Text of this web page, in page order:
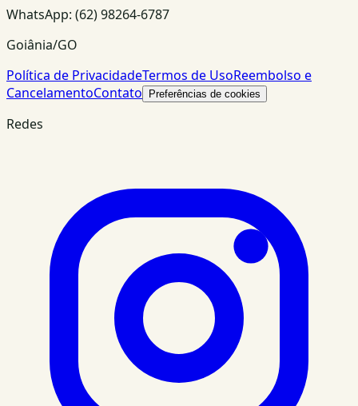
WhatsApp: (62) 98264-6787
Goiânia/GO
Política de PrivacidadeTermos de UsoReembolso e
CancelamentoContato Preferências de cookies
Redes